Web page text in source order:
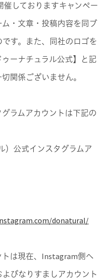
しておりますキャンペー
・文章・投稿内容を同ブ
す。また、同社のロゴを
ーナチュラル公式】と記
関係ございません。
ラムアカウントは下記の
）公式インスタグラムア
donatural/
は現在、Instagram側へ
びなりすましアカウント